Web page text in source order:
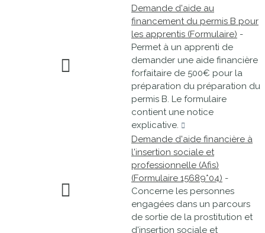
Demande d'aide au
financement du permis B pour
les apprentis (Formulaire) -
Permet à un apprenti de
demander une aide financière
forfaitaire de 500€ pour la
préparation du préparation du
permis B. Le formulaire
contient une notice
explicative.
Demande d'aide financière à
l'insertion sociale et
professionnelle (Afis)
(Formulaire 15689*04) -
Concerne les personnes
engagées dans un parcours
de sortie de la prostitution et
d'insertion sociale et